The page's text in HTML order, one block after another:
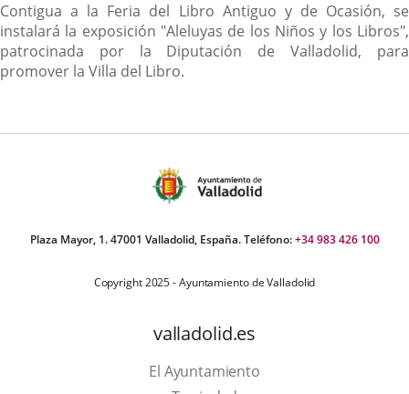
Contigua a la Feria del Libro Antiguo y de Ocasión, se
instalará la exposición "Aleluyas de los Niños y los Libros",
patrocinada por la Diputación de Valladolid, para
promover la Villa del Libro.
Plaza Mayor, 1. 47001 Valladolid, España. Teléfono:+34 983 426 100
Copyright 2025 - Ayuntamiento de Valladolid
valladolid.es
El Ayuntamiento